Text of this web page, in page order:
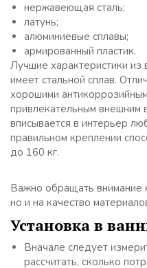
нержавеющая сталь;
латунь;
алюминиевые сплавы;
армированный пластик.
Лучшие характеристики из
имеет стальной сплав.
хорошими
привлекательным внешним
вписывается в интерьер
правильном креплении
до 160 кг.
Важно обращать внимание
но и на качество
Установка в
Вначале следует
рассчитать, сколько